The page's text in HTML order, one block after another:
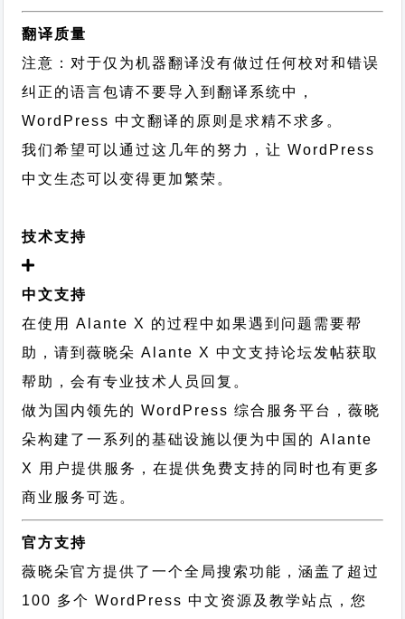
翻译质量
注意：对于仅为机器翻译没有做过任何校对和错误
纠正的语言包请不要导入到翻译系统中，
WordPress 中文翻译的原则 是求精不求多。
我们希望可以通过这几年的努力，让 WordPress
中文生态可以变得更加繁荣。
技术支持
中文支持
在使用 Alante X 的过程中如果遇到问题需要帮
助，请到薇晓朵 Alante X 中文支持论坛发帖获取
帮助，会有专业技术人员回复。
做为国内领先的 WordPress 综合服务平台，薇晓
朵构建了一系列的基础设施以便为中国的 Alante
X 用户提供服务，在提供免费支持的同时也有更多
商业服务可选。
官方支持
薇晓朵官方提供了一个全局搜索功能，涵盖了超过
100 多个 WordPress 中文资源及教学站点，您